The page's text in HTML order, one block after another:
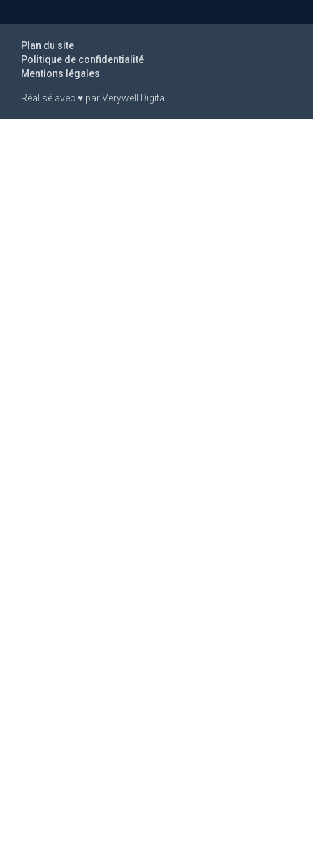
Réalisé avec ♥ parVerywell Digital
Mentions légales
Politique de confidentialité
Plan du site